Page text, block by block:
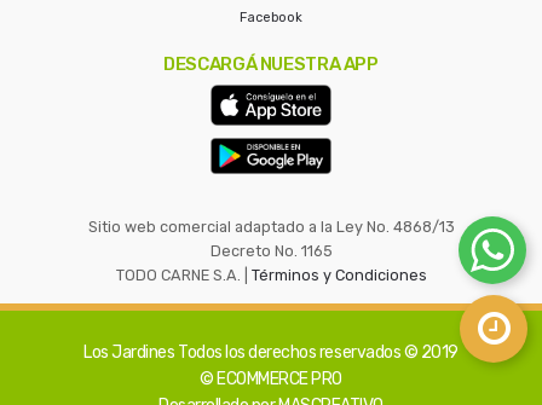
Facebook
DESCARGÁ NUESTRA APP
Sitio web comercial adaptado a la Ley No. 4868/13
Decreto No. 1165
TODO CARNE S.A. | Términos y Condiciones
Los Jardines Todos los derechos reservados © 2019
© ECOMMERCE PRO